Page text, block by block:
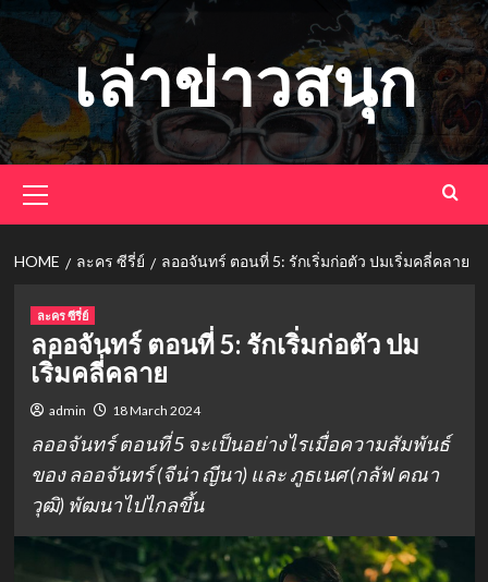
Skip
to
content
เล่าข่าวสนุก
Menu
HOME ละคร ซีรี่ย์ ลออจันทร์ ตอนที่ 5: รักเริ่มก่อตัว ปมเริ่มคลี่คลาย
ละคร ซีรี่ย์
ลออจันทร์ ตอนที่ 5: รักเริ่มก่อตัว ปม
เริ่มคลี่คลาย
admin 18 March 2024
ลออจันทร์ ตอนที่ 5 จะเป็นอย่างไรเมื่อความสัมพันธ์
ของ ลออจันทร์ (จีน่า ญีนา) และ ภูธเนศ (กลัฟ คณา
วุฒิ) พัฒนาไปไกลขึ้น